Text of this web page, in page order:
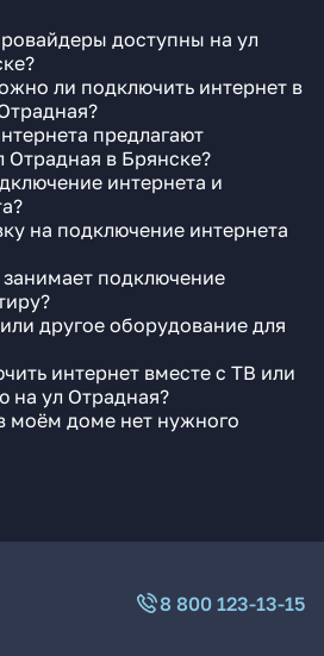
доступны на ул
ли подключить интернет в
предлагают
Отрадная в Брянске?
интернета и
на подключение интернета
подключение
другое оборудование для
интернет вместе с ТВ или
на ул Отрадная?
моём доме нет нужного
8 800 123-13-15